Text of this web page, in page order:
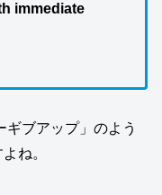
immediate
ギブアップ」のよう
ね。